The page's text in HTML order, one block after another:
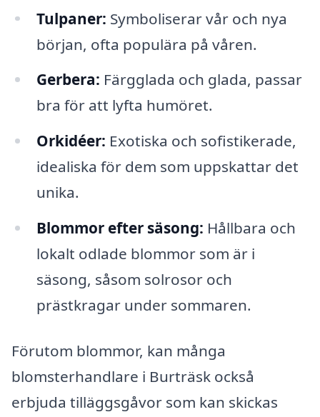
Tulpaner: Symboliserar vår och nya
början, ofta populära på våren.
Gerbera: Färgglada och glada, passar
bra för att lyfta humöret.
Orkidéer: Exotiska och sofistikerade,
idealiska för dem som uppskattar det
unika.
Blommor efter säsong: Hållbara och
lokalt odlade blommor som är i
säsong, såsom solrosor och
prästkragar under sommaren.
Förutom blommor, kan många
blomsterhandlare i Burträsk också
erbjuda tilläggsgåvor som kan skickas